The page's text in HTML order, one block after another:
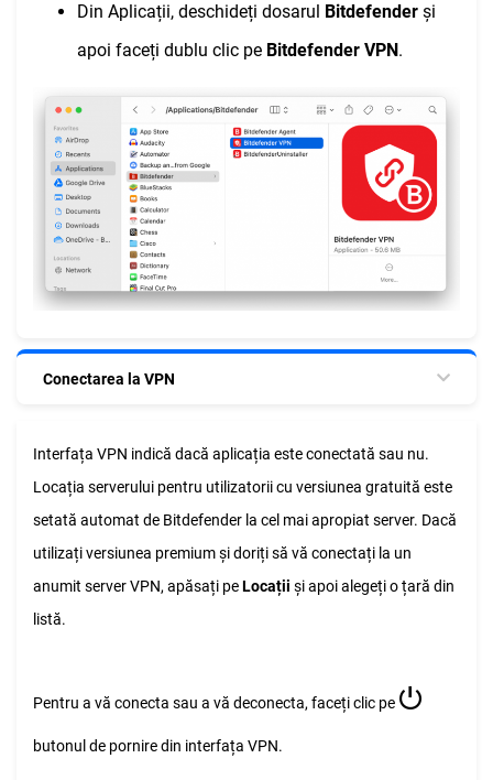
Din Aplicații, deschideți dosarul Bitdefender și
apoi faceți dublu clic pe Bitdefender VPN.
Conectarea la VPN
Interfața VPN indică dacă aplicația este conectată sau nu.
Locația serverului pentru utilizatorii cu versiunea gratuită este
setată automat de Bitdefender la cel mai apropiat server. Dacă
utilizați versiunea premium și doriți să vă conectați la un
anumit server VPN, apăsați peLocații și apoi alegeți o țară din
listă.
Pentru a vă conecta sau a vă deconecta, faceți clic pe ⏻
butonul de pornire din interfața VPN.